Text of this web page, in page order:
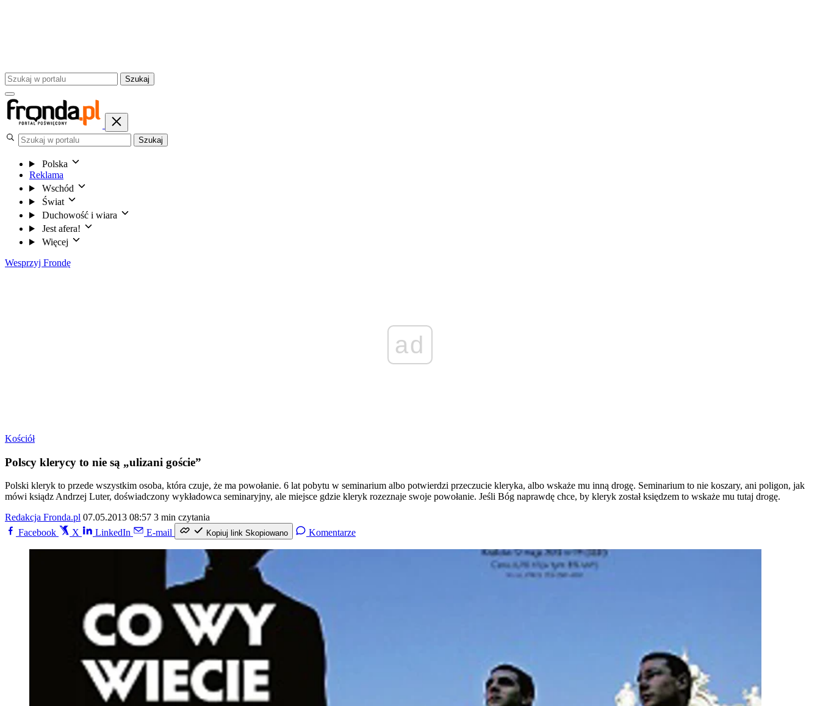
Szukaj
Szukaj
Polska
Reklama
Wschód
Świat
Duchowość i wiara
Jest afera!
Więcej
Wesprzyj Frondę
ad
Kościół
Polscy klerycy to nie są „ulizani goście”
Polski kleryk to przede wszystkim osoba, która czuje, że ma powołanie. 6 lat pobytu w seminarium albo potwierdzi przeczucie kleryka, albo wskaże mu inną drogę. Seminarium to nie koszary, ani poligon, jak
mówi ksiądz Andrzej Luter, doświadczony wykładowca seminaryjny, ale miejsce gdzie kleryk rozeznaje swoje powołanie. Jeśli Bóg naprawdę chce, by kleryk został księdzem to wskaże mu tutaj drogę.
Redakcja Fronda.pl 07.05.2013 08:57 3 min czytania
Facebook
X LinkedIn E-mail Kopiuj link Skopiowano Komentarze